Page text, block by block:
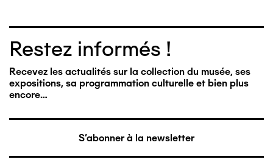
Restez informés !
Recevez les actualités sur la collection du musée, ses
expositions, sa programmation culturelle et bien plus
encore…
S'abonner à la newsletter